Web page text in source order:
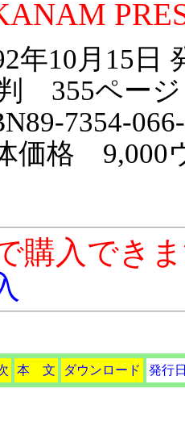
年10月15日
355ページ
7354-
価格 9,000
購入でき
本 文 ダウンロード 発行